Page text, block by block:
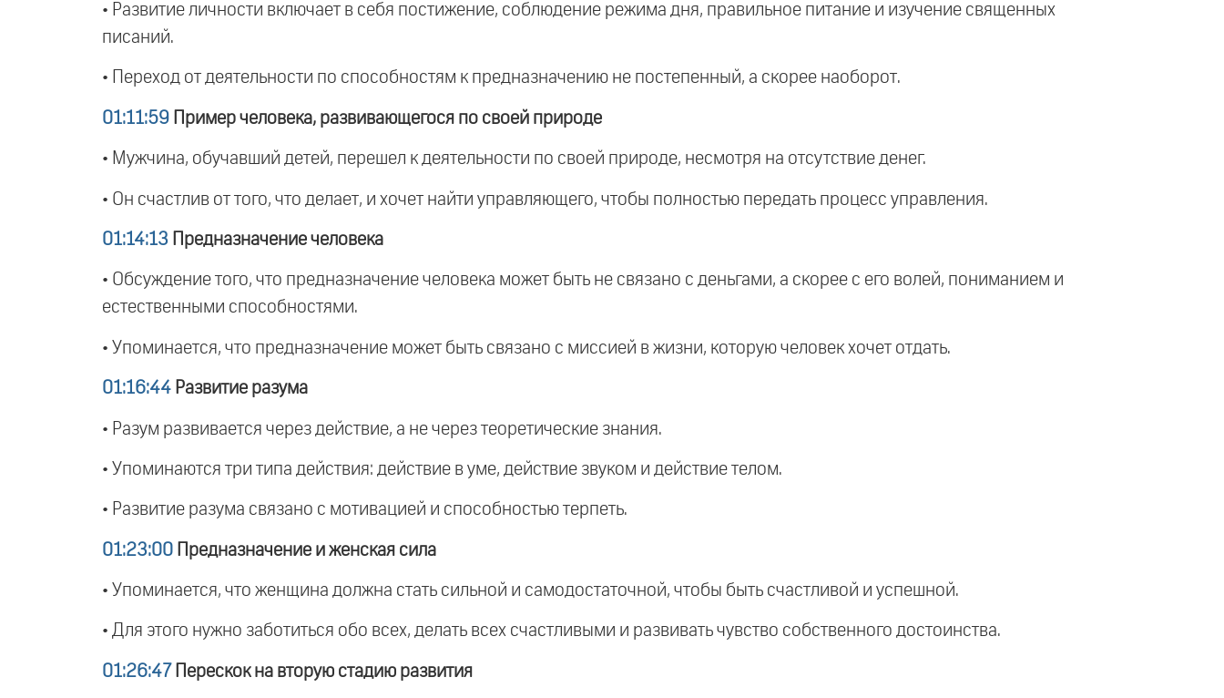
• Развитие личности включает в себя постижение, соблюдение режима дня, правильное питание и изучение священных
писаний.
• Переход от деятельности по способностям к предназначению не постепенный, а скорее наоборот.
01:11:59 Пример человека, развивающегося по своей природе
• Мужчина, обучавший детей, перешел к деятельности по своей природе, несмотря на отсутствие денег.
• Он счастлив от того, что делает, и хочет найти управляющего, чтобы полностью передать процесс управления.
01:14:13 Предназначение человека
• Обсуждение того, что предназначение человека может быть не связано с деньгами, а скорее с его волей, пониманием и
естественными способностями.
• Упоминается, что предназначение может быть связано с миссией в жизни, которую человек хочет отдать.
01:16:44 Развитие разума
• Разум развивается через действие, а не через теоретические знания.
• Упоминаются три типа действия: действие в уме, действие звуком и действие телом.
• Развитие разума связано с мотивацией и способностью терпеть.
01:23:00 Предназначение и женская сила
• Упоминается, что женщина должна стать сильной и самодостаточной, чтобы быть счастливой и успешной.
• Для этого нужно заботиться обо всех, делать всех счастливыми и развивать чувство собственного достоинства.
01:26:47 Перескок на вторую стадию развития